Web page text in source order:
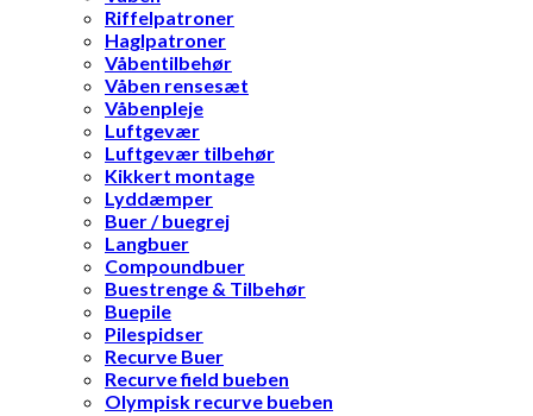
Riffelpatroner
Haglpatroner
Våbentilbehør
Våben rensesæt
Våbenpleje
Luftgevær
Luftgevær tilbehør
Kikkert montage
Lyddæmper
Buer / buegrej
Langbuer
Compoundbuer
Buestrenge & Tilbehør
Buepile
Pilespidser
Recurve Buer
Recurve field bueben
Olympisk recurve bueben